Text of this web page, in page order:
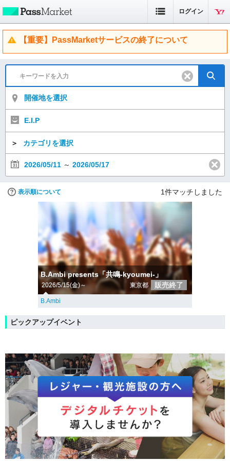
ログイン
【重要】PassMarketサービスの終了について
開催地を選択
E.I.P
＞ カテゴリを選択
2026/05/11 ～ 2026/05/17
表示順について 1件マッチしました
B.Ambi presents「共鳴-kyoumei-」
2026/5/15(金)～ 東京都 販売終了
B.Ambi
ピックアップイベント